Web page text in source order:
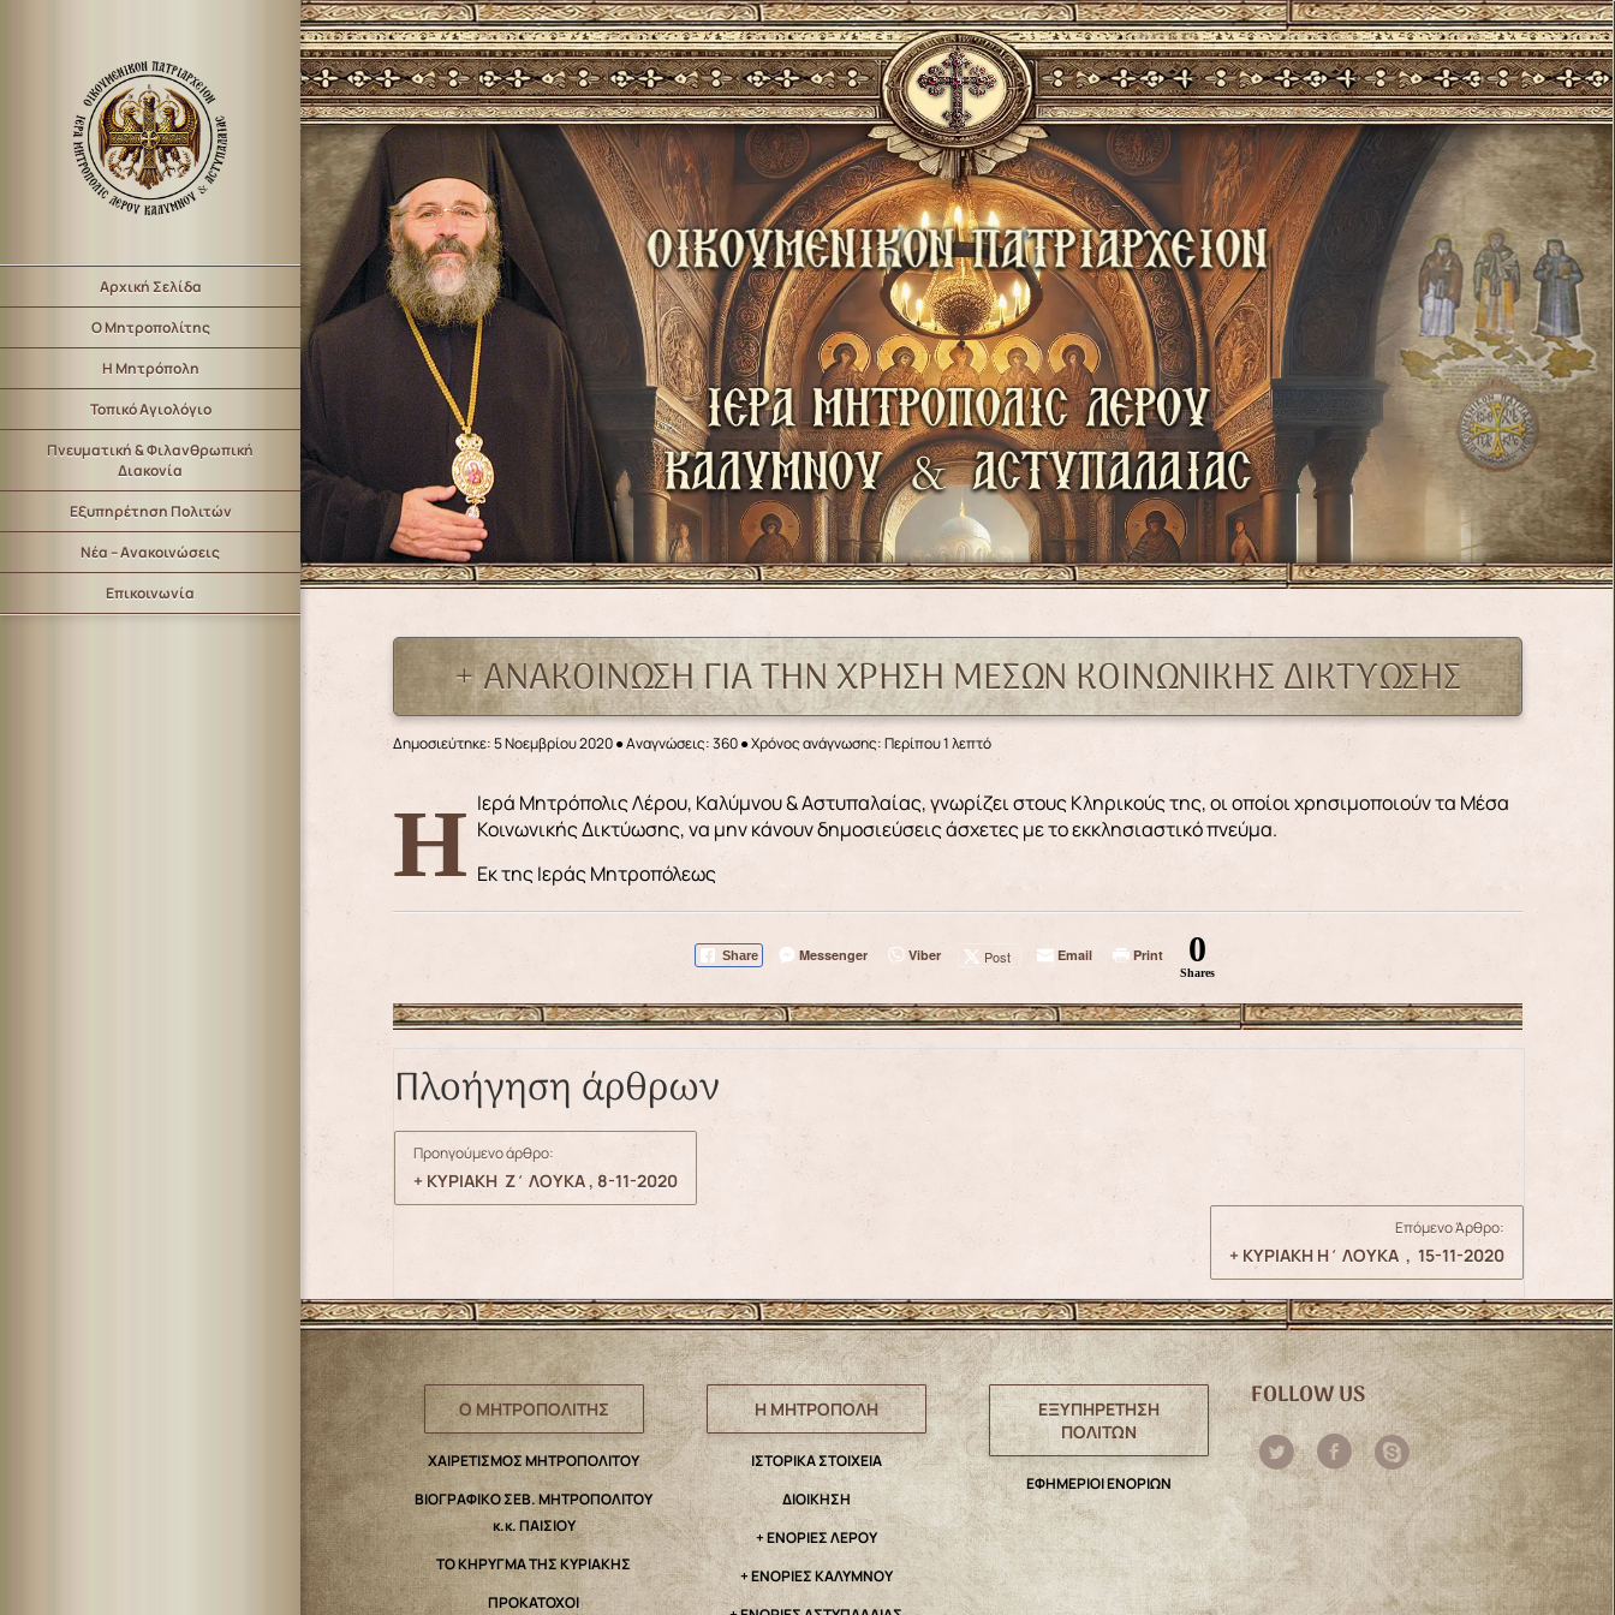
Αρχική Σελίδα
Ο Μητροπολίτης
Η Μητρόπολη
Τοπικό Αγιολόγιο
Πνευματική & Φιλανθρωπική
Διακονία
Εξυπηρέτηση Πολιτών
Νέα – Ανακοινώσεις
Επικοινωνία
+ ΑΝΑΚΟΙΝΩΣΗ ΓΙΑ ΤΗΝ ΧΡΗΣΗ ΜΕΣΩΝ ΚΟΙΝΩΝΙΚΗΣ ΔΙΚΤΥΩΣΗΣ
Δημοσιεύτηκε: 5 Νοεμβρίου 2020●Αναγνώσεις: 360● Χρόνος ανάγνωσης: Περίπου 1 λεπτό
Η Ιερά Μητρόπολις Λέρου, Καλύμνου & Αστυπαλαίας, γνωρίζει στους Κληρικούς της, οι οποίοι χρησιμοποιούν τα Μέσα Κοινωνικής Δικτύωσης, να μην κάνουν δημοσιεύσεις άσχετες με το εκκλησιαστικό πνεύμα.
Εκ της Ιεράς Μητροπόλεως
Share Messenger Viber Post Email Print 0
Shares
Πλοήγηση άρθρων
Προηγούμενο άρθρο:
+ ΚΥΡΙΑΚΗ Z΄ ΛΟΥΚΑ , 8-11-2020
Επόμενο Άρθρο:
+ ΚΥΡΙΑΚΗ Η΄ ΛΟΥΚΑ , 15-11-2020
Ο ΜΗΤΡΟΠΟΛΙΤΗΣ
ΧΑΙΡΕΤΙΣΜΟΣ ΜΗΤΡΟΠΟΛΙΤΟΥ
ΒΙΟΓΡΑΦΙΚΟ ΣΕΒ. ΜΗΤΡΟΠΟΛΙΤΟΥ
κ.κ. ΠΑΙΣΙΟΥ
ΤΟ ΚΗΡΥΓΜΑ ΤΗΣ ΚΥΡΙΑΚΗΣ
ΠΡΟΚΑΤΟΧΟΙ
Η ΜΗΤΡΟΠΟΛΗ
IΣΤΟΡΙΚΑ ΣΤΟΙΧΕΙΑ
ΔΙΟΙΚΗΣΗ
+ ΕΝΟΡΙΕΣ ΛΕΡΟΥ
+ ΕΝΟΡΙΕΣ ΚΑΛΥΜΝΟΥ
ΕΞΥΠΗΡΕΤΗΣΗ
ΠΟΛΙΤΩΝ
ΕΦΗΜΕΡΙΟΙ ΕΝΟΡΙΩΝ
FOLLOW US